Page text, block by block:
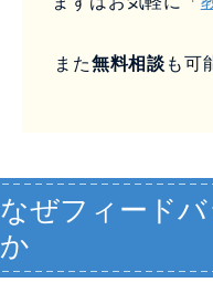
また無料相談 も可
なぜフィード
か